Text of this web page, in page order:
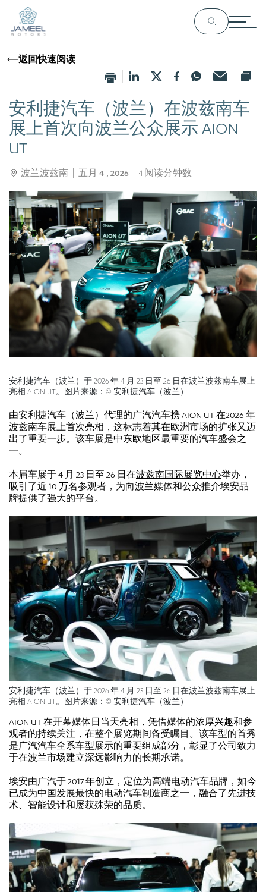
返回快速阅读
安利捷汽车（波兰）在波兹南车
展上首次向波兰公众展示 AION
UT
波兰波兹南 五月 4 , 2026 1 阅读分钟数
安利捷汽车（波兰）于 2026 年 4 月 23 日至 26 日在波兰波兹南车展上
亮相 AION UT。图片来源：© 安利捷汽车（波兰）
由安利捷汽车 （波兰）代理的广汽汽车携AION UT在2026 年
波兹南车展 上首次亮相，这标志着其在欧洲市场的扩张又迈
出了重要一步。该车展是中东欧地区最重要的汽车盛会之
一。
本届车展于 4 月 23 日至 26 日在波兹南国际展览中心举办，
吸引了近 10 万名参观者，为向波兰媒体和公众推介埃安品
牌提供了强大的平台。
安利捷汽车（波兰）于 2026 年 4 月 23 日至 26 日在波兰波兹南车展上
亮相 AION UT。图片来源：© 安利捷汽车（波兰）
AION UT 在开幕媒体日当天亮相，凭借媒体的浓厚兴趣和参
观者的持续关注，在整个展览期间备受瞩目。该车型的首秀
是广汽汽车全系车型展示的重要组成部分，彰显了公司致力
于在波兰市场建立深远影响力的长期承诺。
埃安由广汽于 2017 年创立，定位为高端电动汽车品牌，如今
已成为中国发展最快的电动汽车制造商之一，融合了先进技
术、智能设计和屡获殊荣的品质。